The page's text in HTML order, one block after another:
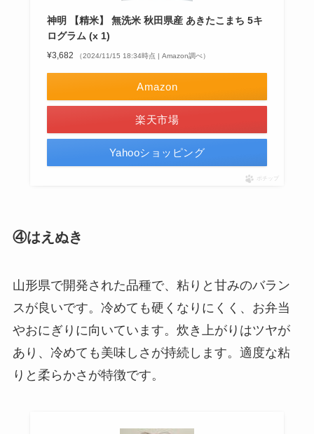
神明 【精米】 無洗米 秋田県産 あきたこまち 5キ
ログラム (x 1)
¥3,682 （2024/11/15 18:34時点 | Amazon調べ）
Amazon
楽天市場
Yahooショッピング
ポチップ
④はえぬき
山形県で開発された品種で、粘りと甘みのバラン
スが良いです。冷めても硬くなりにくく、お弁当
やおにぎりに向いています。炊き上がりはツヤが
あり、冷めても美味しさが持続します。適度な粘
りと柔らかさが特徴です。